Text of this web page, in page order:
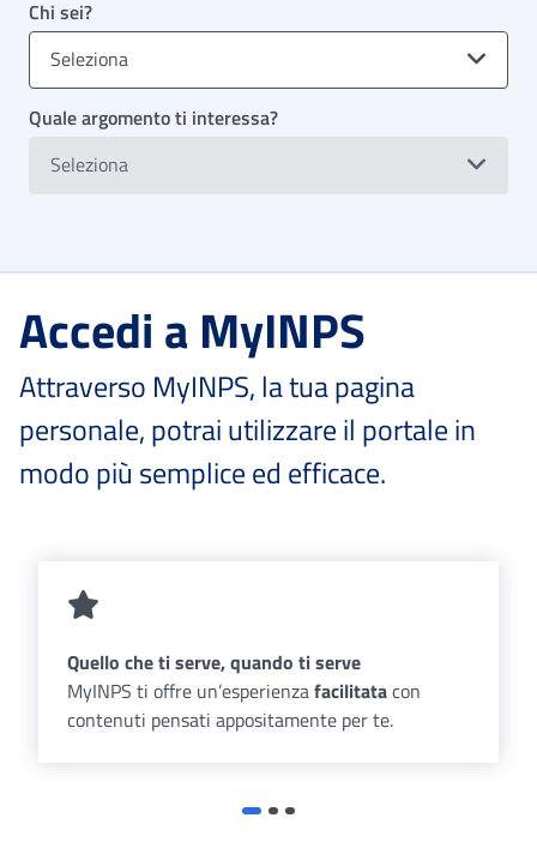
Chi sei?
Seleziona
Quale argomento ti interessa?
Seleziona
Accedi a MyINPS
Attraverso MyINPS, la tua pagina
personale, potrai utilizzare il portale in
modo più semplice ed efficace.
Quello che ti serve, quando ti serve
MyINPS ti offre un’esperienzafacilitatacon
contenuti pensati appositamente per te.